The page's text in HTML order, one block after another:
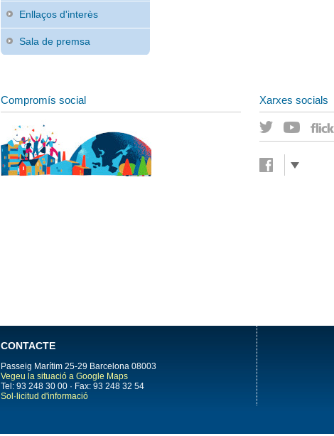
Enllaços d'interès
Sala de premsa
Compromís social Xarxes socials
CONTACTE
Passeig Marítim 25-29 Barcelona 08003
Vegeu la situació a Google Maps
Tel: 93 248 30 00 · Fax: 93 248 32 54
Sol·licitud d'informació